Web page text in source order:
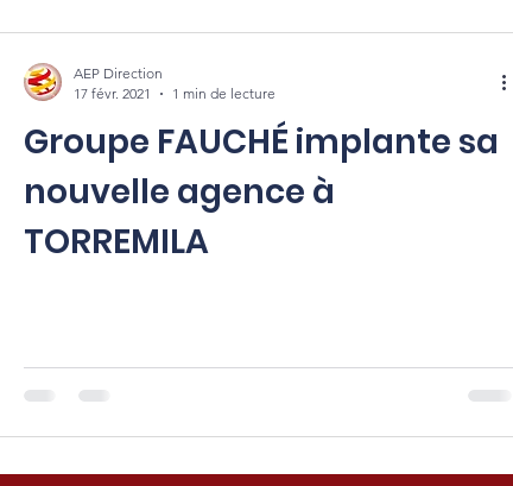
Groupe FAUCHÉ implante sa
nouvelle agence à
TORREMILA
AEP Direction
17 févr. 2021
1 min de lecture